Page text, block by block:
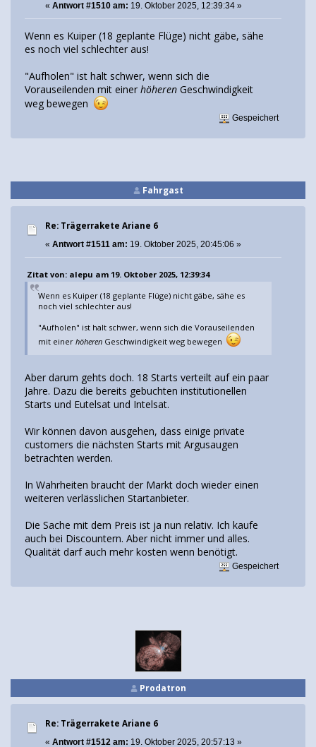
« Antwort #1510 am: 19. Oktober 2025, 12:39:34 »
Wenn es Kuiper (18 geplante Flüge) nicht gäbe, sähe
es noch viel schlechter aus!
"Aufholen" ist halt schwer, wenn sich die
Vorauseilenden mit einer höheren Geschwindigkeit
weg bewegen
Gespeichert
Fahrgast
Re: Trägerrakete Ariane 6
« Antwort #1511 am: 19. Oktober 2025, 20:45:06 »
Zitat von: alepu am 19. Oktober 2025, 12:39:34
Wenn es Kuiper (18 geplante Flüge) nicht gäbe, sähe es
noch viel schlechter aus!
"Aufholen" ist halt schwer, wenn sich die Vorauseilenden
mit einerhöheren Geschwindigkeit weg bewegen
Aber darum gehts doch. 18 Starts verteilt auf ein paar
Jahre. Dazu die bereits gebuchten institutionellen
Starts und Eutelsat und Intelsat.
Wir können davon ausgehen, dass einige private
customers die nächsten Starts mit Argusaugen
betrachten werden.
In Wahrheiten braucht der Markt doch wieder einen
weiteren verlässlichen Startanbieter.
Die Sache mit dem Preis ist ja nun relativ. Ich kaufe
auch bei Discountern. Aber nicht immer und alles.
Qualität darf auch mehr kosten wenn benötigt.
Gespeichert
Prodatron
Re: Trägerrakete Ariane 6
« Antwort #1512 am: 19. Oktober 2025, 20:57:13 »